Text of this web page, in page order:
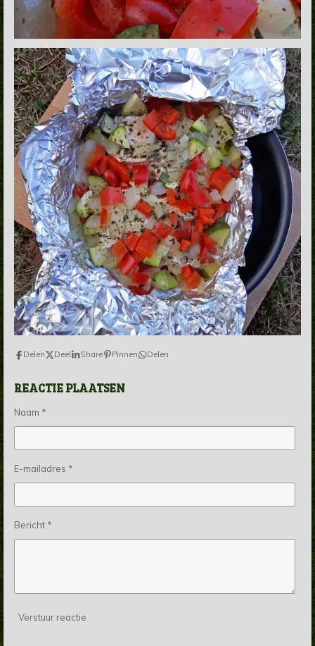
Delen Deel Share Pinnen Delen
REACTIE PLAATSEN
Naam *
E-mailadres *
Bericht *
Verstuur reactie